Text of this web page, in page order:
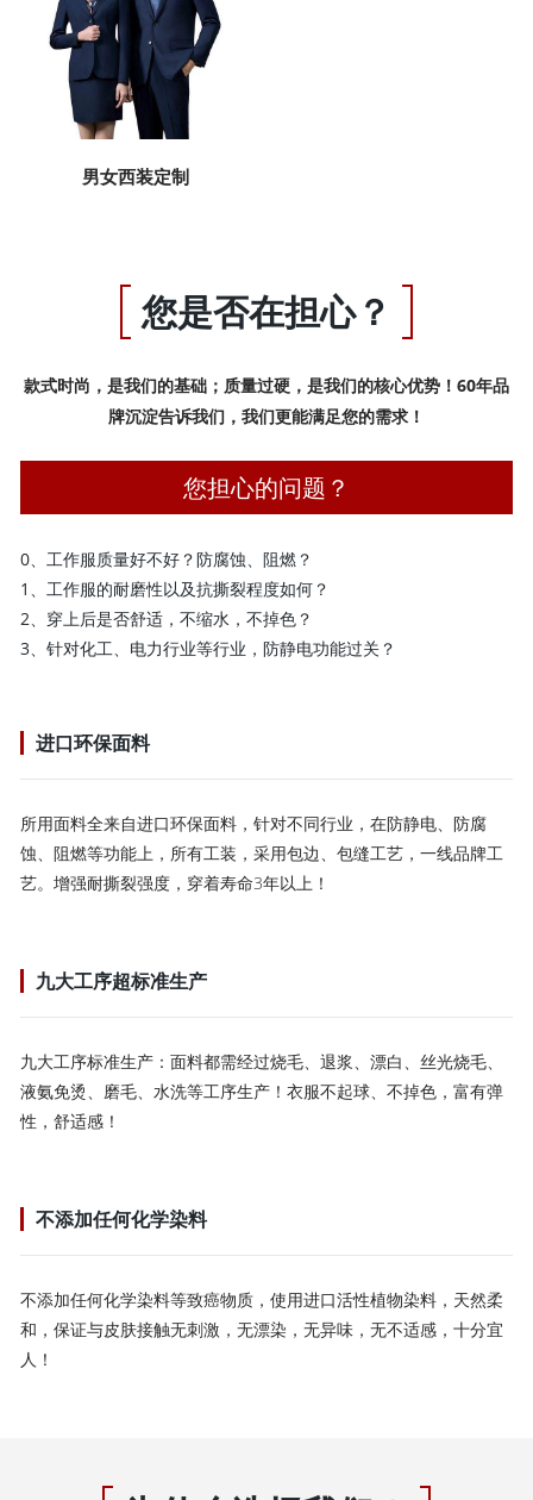
男女西装定制
您是否在担心？
款式时尚，是我们的基础；质量过硬，是我们的核心优势！60年品
牌沉淀告诉我们，我们更能满足您的需求！
您担心的问题？
0、工作服质量好不好？防腐蚀、阻燃？
1、工作服的耐磨性以及抗撕裂程度如何？
2、穿上后是否舒适，不缩水，不掉色？
3、针对化工、电力行业等行业，防静电功能过关？
进口环保面料
所用面料全来自进口环保面料，针对不同行业，在防静电、防腐
蚀、阻燃等功能上，所有工装，采用包边、包缝工艺，一线品牌工
艺。增强耐撕裂强度，穿着寿命3年以上！
九大工序超标准生产
九大工序标准生产：面料都需经过烧毛、退浆、漂白、丝光烧毛、
液氨免烫、磨毛、水洗等工序生产！衣服不起球、不掉色，富有弹
性，舒适感！
不添加任何化学染料
不添加任何化学染料等致癌物质，使用进口活性植物染料，天然柔
和，保证与皮肤接触无刺激，无漂染，无异味，无不适感，十分宜
人！